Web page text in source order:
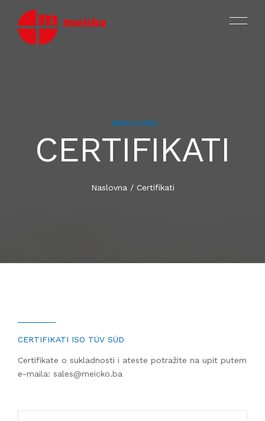
PROIZVODI
MOTORI
DIJELOVI OD PLASTIKE
INOX RUKOHVATI I OPREMA
ALATI
NASLOVNA
CERTIFIKATI
Naslovna / Certifikati
CERTIFIKATI ISO TÜV SÜD
Certifikate o sukladnosti i ateste potražite na upit putem
e-maila: sales@meicko.ba